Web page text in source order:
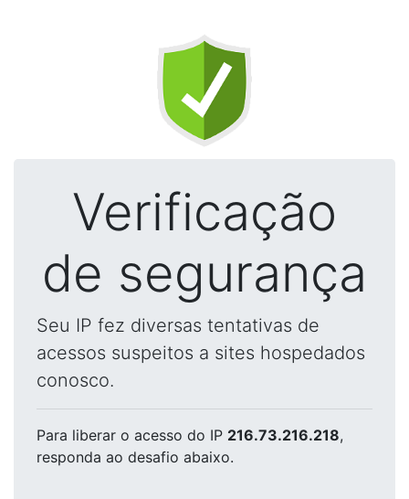
Verificação
de segurança
Seu IP fez diversas tentativas de
acessos suspeitos a sites hospedados
conosco.
Para liberar o acesso do IP 216.73.216.218,
responda ao desafio abaixo.